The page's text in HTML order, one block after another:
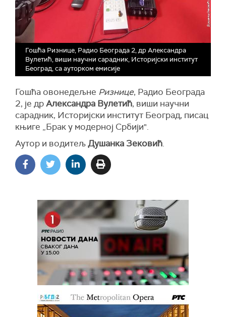
Гошћа Ризнице, Радио Београда 2, др Александра
Вулетић, виши научни сарадник, Историјски институт
Београд, са ауторком емисије
Гошћа овонедељне Ризнице, Радио Београда
2, је дрАлександра Вулетић, виши научни
сарадник, Историјски институт Београд, писац
књиге „Брак у модерној Србији".
Аутор и водитељДушанка Зековић.